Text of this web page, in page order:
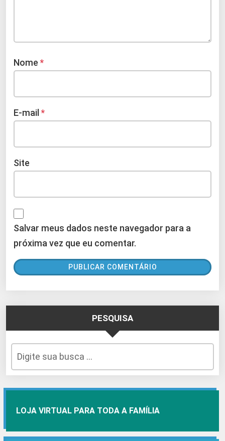
Nome *
E-mail *
Site
Salvar meus dados neste navegador para a
próxima vez que eu comentar.
PESQUISA
LOJA VIRTUAL PARA TODA A FAMÍLIA